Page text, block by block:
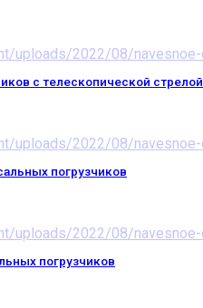
с телескопической стрелой
погрузчиков
погрузчиков